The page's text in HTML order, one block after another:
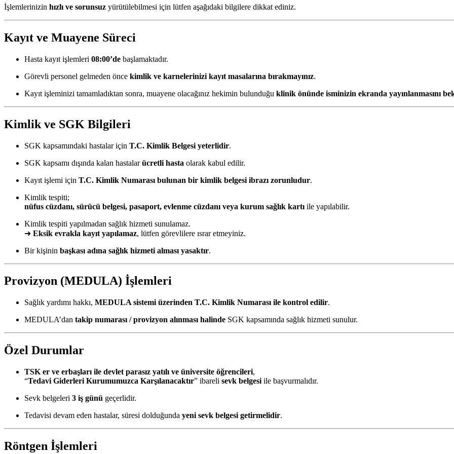
İşlemlerinizin hızlı ve sorunsuz yürütülebilmesi için lütfen aşağıdaki bilgilere dikkat ediniz.
Kayıt ve Muayene Süreci
Hasta kayıt işlemleri 08:00’de başlamaktadır.
Görevli personel gelmeden önce kimlik ve karnelerinizi kayıt masalarına bırakmayınız.
Kayıt işleminizi tamamladıktan sonra, muayene olacağınız hekimin bulunduğu klinik önünde isminizin ekranda yayınlanmasını
Kimlik ve SGK Bilgileri
SGK kapsamındaki hastalar için T.C. Kimlik Belgesi yeterlidir.
SGK kapsamı dışında kalan hastalarücretli hasta olarak kabul edilir.
Kayıt işlemi için T.C. Kimlik Numarası bulunan bir kimlik belgesi ibrazı zorunludur.
Kimlik tespiti;
nüfus cüzdanı, sürücü belgesi, pasaport, evlenme cüzdanı veya kurum sağlık kartı ile yapılabilir.
Kimlik tespiti yapılmadan sağlık hizmeti sunulamaz.
➜ Eksik evrakla kayıt yapılamaz, lütfen görevlilere ısrar etmeyiniz.
Bir kişinin başkası adına sağlık hizmeti alması yasaktır.
Provizyon (MEDULA) İşlemleri
Sağlık yardımı hakkı, MEDULA sistemi üzerinden T.C. Kimlik Numarası ile kontrol edilir.
MEDULA’dan takip numarası / provizyon alınması halinde SGK kapsamında sağlık hizmeti sunulur.
Özel Durumlar
TSK er ve erbaşları ile devlet parasız yatılı ve üniversite öğrencileri,
“Tedavi Giderleri Kurumumuzca Karşılanacaktır” ibareli sevk belgesi ile başvurmalıdır.
Sevk belgeleri 3 iş günü geçerlidir.
Tedavisi devam eden hastalar, süresi dolduğunda yeni sevk belgesi getirmelidir.
Röntgen İşlemleri